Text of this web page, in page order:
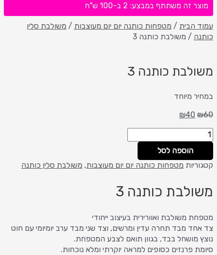
מוצר זה משתתף במבצע: 2 ב-100 ש"ח
עמוד הבית / מטפחות כותנה יום יום מעוצבות / משולבת סלין
כותנה / משולבת כותנה 3
משולבת כותנה 3
במחיר מיוחד
₪60
₪40
הוספה לסל
קטגוריות מטפחות כותנה יום יום מעוצבות, משולבת סלין כותנה
משולבת כותנה 3
מטפחת משולבת ואוורירית בעיצוב ייחודי
צד אחד מבד תחרה עדין ומרשים, וצד שני מבד ערב יומיומי עם חוט
נוצץ מושחל בבד, בגוון תואם לצבע המטפחת.
סיומת פרנזים כסופים למראה יוקרתי ומלא נוכחות.